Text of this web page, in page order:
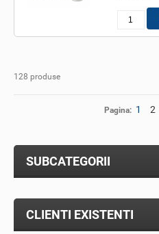
128 produse
Pagina: 1 2
SUBCATEGORII
CLIENTI EXISTENTI